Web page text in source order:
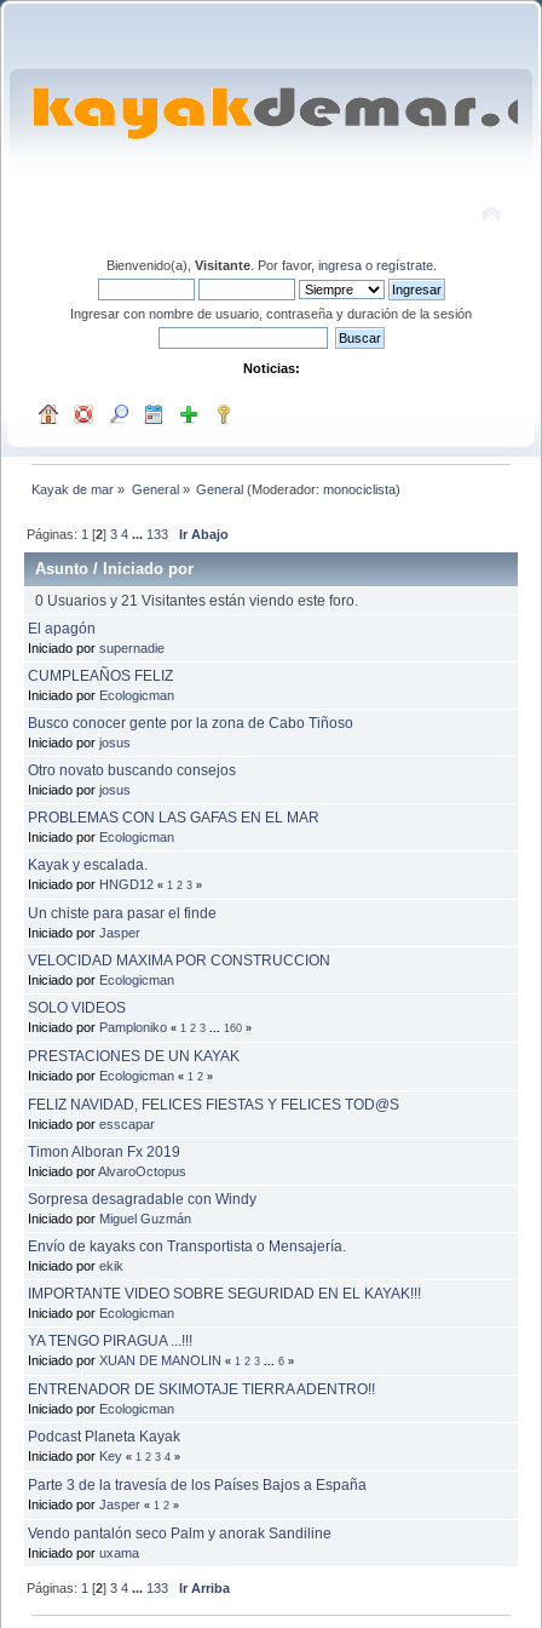
Bienvenido(a), Visitante. Por favor, ingresao regístrate.
Ingresar con nombre de usuario, contraseña y duración de la sesión
Noticias:
Kayak de mar » General» General(Moderador: monociclista)
Páginas: 1 [2]3 4 ... 133 Ir Abajo
Asunto / Iniciado por
0 Usuarios y 21 Visitantes están viendo este foro.
El apagón
Iniciado por supernadie
CUMPLEAÑOS FELIZ
Iniciado por Ecologicman
Busco conocer gente por la zona de Cabo Tiñoso
Iniciado por josus
Otro novato buscando consejos
Iniciado por josus
PROBLEMAS CON LAS GAFAS EN EL MAR
Iniciado por Ecologicman
Kayak y escalada.
Iniciado por HNGD12 « 1 2 3 »
Un chiste para pasar el finde
Iniciado por Jasper
VELOCIDAD MAXIMA POR CONSTRUCCION
Iniciado por Ecologicman
SOLO VIDEOS
Iniciado por Pamploniko « 1 2 3 ... 160 »
PRESTACIONES DE UN KAYAK
Iniciado por Ecologicman « 1 2 »
FELIZ NAVIDAD, FELICES FIESTAS Y FELICES TOD@S
Iniciado por esscapar
Timon Alboran Fx 2019
Iniciado porAlvaroOctopus
Sorpresa desagradable con Windy
Iniciado por Miguel Guzmán
Envío de kayaks con Transportista o Mensajería.
Iniciado por ekik
IMPORTANTE VIDEO SOBRE SEGURIDAD EN EL KAYAK!!!
Iniciado por Ecologicman
YA TENGO PIRAGUA ...!!!
Iniciado por XUAN DE MANOLIN « 1 2 3 ... 6 »
ENTRENADOR DE SKIMOTAJE TIERRA ADENTRO!!
Iniciado por Ecologicman
Podcast Planeta Kayak
Iniciado por Key « 1 2 3 4 »
Parte 3 de la travesía de los Países Bajos a España
Iniciado por Jasper « 1 2 »
Vendo pantalón seco Palm y anorak Sandiline
Iniciado por uxama
Páginas:1 [2]3 4 ...133 Ir Arriba